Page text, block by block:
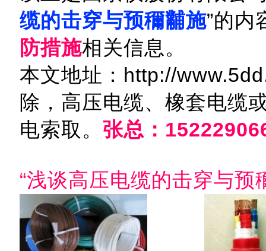
缆的击穿与预穪黼施”的内
防措施相关信息。
本文地址：http://
除，高压电缆、橡套电缆
电索取。 张总：
“浅谈高压电缆的击穿与预